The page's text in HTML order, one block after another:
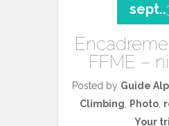
sept..
FFME –
Posted by Guide
Climbing
Photo
Your